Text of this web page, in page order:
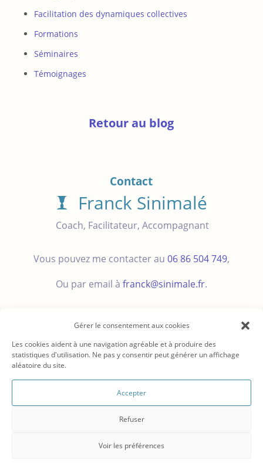
Gérer le consentement aux cookies
Les cookies aident à une navigation agréable et à produire des
statistiques d'utilisation. Ne pas y consentir peut générer un affichage
aléatoire du site.
Accepter
Refuser
Voir les préférences
Facilitation des dynamiques collectives
Formations
Séminaires
Témoignages
Retour au blog
Contact
Franck Sinimalé
Coach, Facilitateur, Accompagnant
Vous pouvez me contacter au 06 86 504 749,
Ou par email à franck@sinimale.fr.
© 2008 – 2026CC-BY-SAFRANCK SINIMALE EICoach,
Facilitateur, Accompagnant ♦
confidentialité♦Politique de cookies